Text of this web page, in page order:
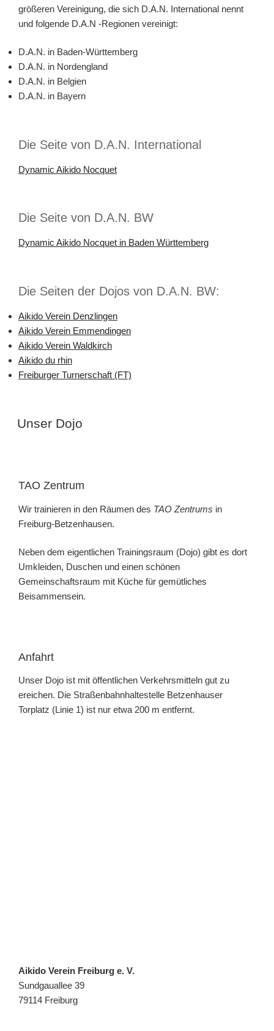
größeren Vereinigung, die sich D.A.N. International nennt
und folgende D.A.N -Regionen vereinigt:
D.A.N. in Baden-Württemberg
D.A.N. in Nordengland
D.A.N. in Belgien
D.A.N. in Bayern
Die Seite von D.A.N. International
Dynamic Aikido Nocquet
Die Seite von D.A.N. BW
Dynamic Aikido Nocquet in Baden Württemberg
Die Seiten der Dojos von D.A.N. BW:
Aikido Verein Denzlingen
Aikido Verein Emmendingen
Aikido Verein Waldkirch
Aikido du rhin
Freiburger Turnerschaft (FT)
Unser Dojo
TAO Zentrum
Wir trainieren in den Räumen des TAO Zentrums in
Freiburg-Betzenhausen.
Neben dem eigentlichen Trainingsraum (Dojo) gibt es dort
Umkleiden, Duschen und einen schönen
Gemeinschaftsraum mit Küche für gemütliches
Beisammensein.
Anfahrt
Unser Dojo ist mit öffentlichen Verkehrsmitteln gut zu
ereichen. Die Straßenbahnhaltestelle Betzenhauser
Torplatz (Linie 1) ist nur etwa 200 m entfernt.
Aikido Verein Freiburg e. V.
Sundgauallee 39
79114 Freiburg